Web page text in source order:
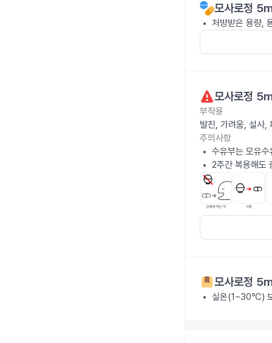
모사로정
처방받은 용량,
모사로정
부작용
발진, 가려움, 설사,
주의사항
수유부는 모유
2주간 복용해도
모사로정
실온(1~30℃)